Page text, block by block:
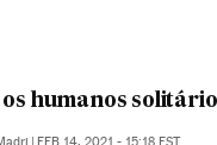
humanos